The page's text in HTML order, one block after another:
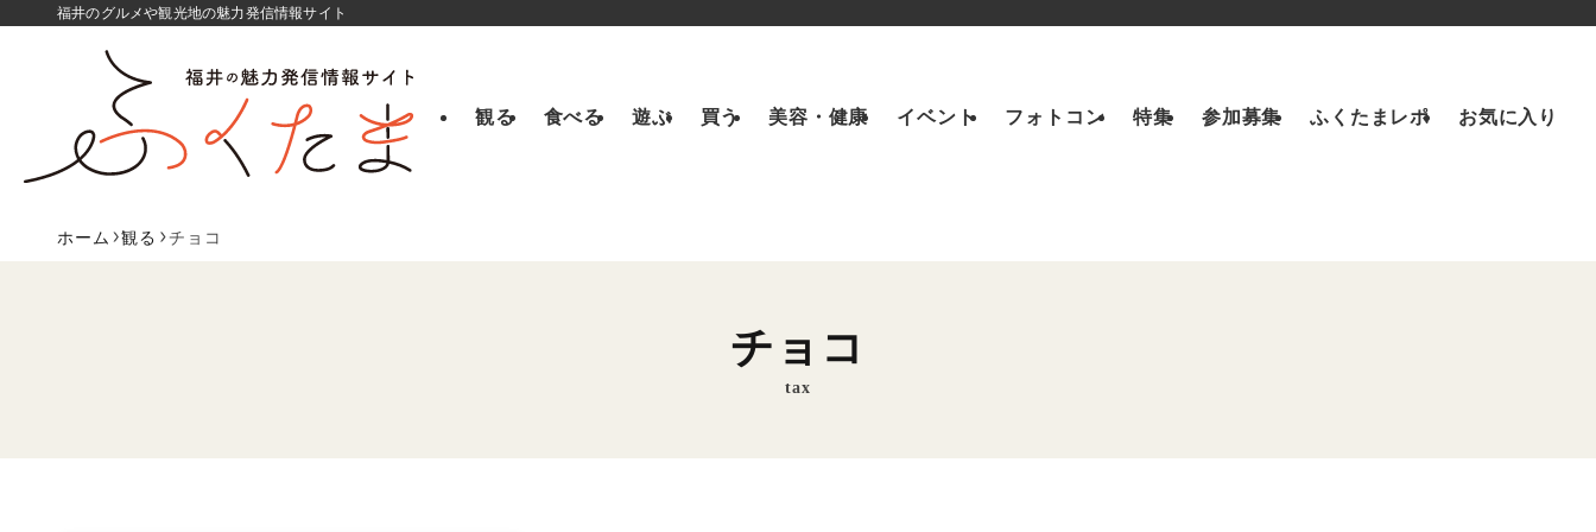
福井のグルメや観光地の魅力発信情報サイト
観る 食べる 遊ぶ 買う 美容・健康 イベント フォトコン 特集 参加募集 ふくたまレポ お気に入り
ホーム 観る チョコ
チョコ
tax